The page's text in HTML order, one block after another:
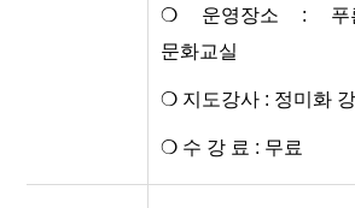
❍ 운영장소 : 푸
문화교실
❍ 지도강사 : 정미화
❍ 수 강 료 : 무료